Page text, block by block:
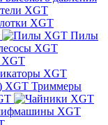
XGT
XGT
Пилы
XGT
Триммеры
XGT